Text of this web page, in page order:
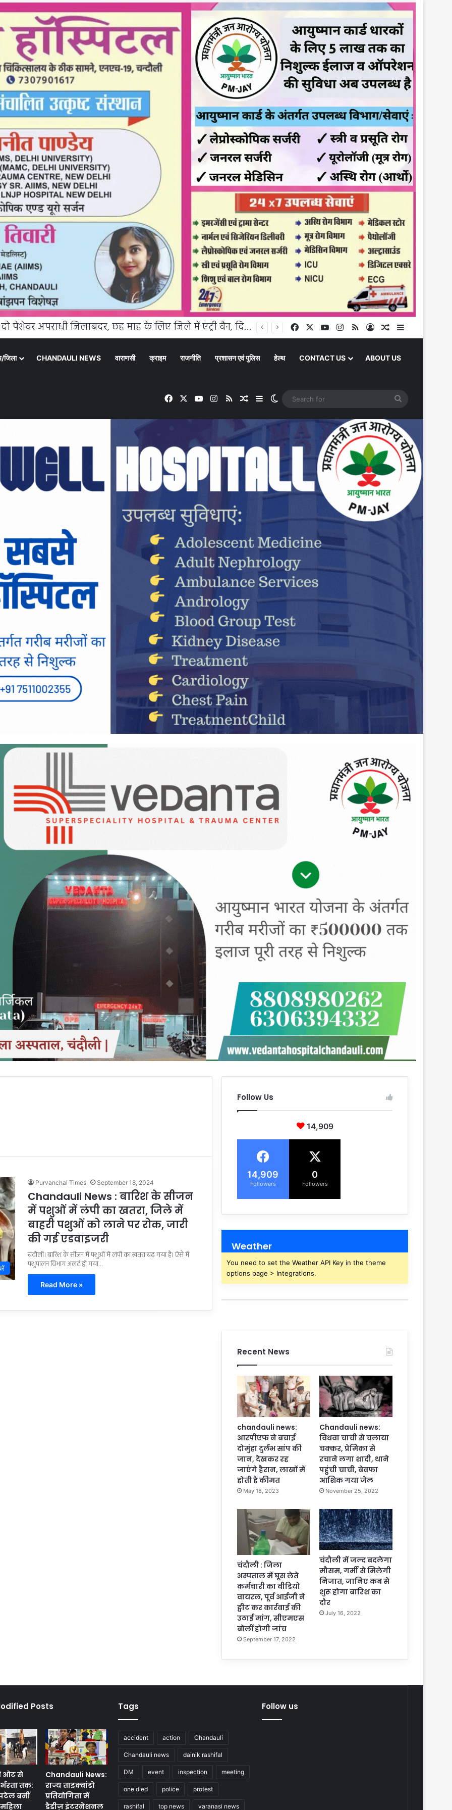
चंदौली में दो पेशेवर अपराधी जिलाबदर, छह माह के लिए जिले में एंट्री वैन, दिखे तो होगी सख्त कार्रवाई Facebook YouTubeInstagram
RSS Log InRandom Article
जिला CHANDAULI NEWS वाराणसी क्राइम राजनीति प्रशासन एवं पुलिस हेल्थ CONTACT US ABOUT US
Facebook YouTubeInstagram
RSS Random Article
SidebarSwitch skin
Purvanchal Times September 18, 2024
Chandauli News : बारिश के सीजन
में पशुओं में लंपी का खतरा, जिले में
बाहरी पशुओं को लाने पर रोक, जारी
की गई एडवाइजरी
चंदौली। बारिश के सीजन में पशुओं में लंपी का खतरा बढ़ गया है। ऐसे में
पशुपालन विभाग अलर्ट हो गया…
Read More »
Follow Us
14,909
14,909
Followers
0
Followers
Weather
You need to set the Weather API Key in the theme
options page > Integrations.
Recent News
chandauli news:
आरपीएफ ने बचाई
दोमुंहा दुर्लभ सांप की
जान, देखकर रह
जाएंगे हैरान, लाखों में
होती है कीमत
May 18, 2023
Chandauli news:
विधवा चाची से चलाया
चक्कर, प्रेमिका से
रचाने लगा शादी, थाने
पहुंची चाची, बेवफा
आशिक गया जेल
November 25, 2022
चंदौली : जिला
अस्पताल में घूस लेते
कर्मचारी का वीडियो
वायरल, पूर्व आईजी ने
ट्वीट कर कार्रवाई की
उठाई मांग, सीएमएस
बोलीं होगी जांच
September 17, 2022
चंदौली में जल्द बदलेगा
मौसम, गर्मी से मिलेगी
निजात, जानिए कब से
शुरू होगा बारिश का
दौर
July 16, 2022
Posts
ओट से
तक:
बनीं
Chandauli News:
राज्य ताइक्वांडो
प्रतियोगिता में
डैडीज़ इंटरनेशनल
Tags
accident action Chandauli
Chandauli news dainik rashifal
DM event inspection meeting
one died police protest
rashifal top news varanasi news
Follow us